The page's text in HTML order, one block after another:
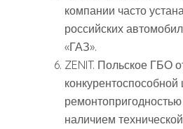
компании часто
российских
«ГАЗ».
ZENIT. Польское ГБО
конкурентоспособной
наличием